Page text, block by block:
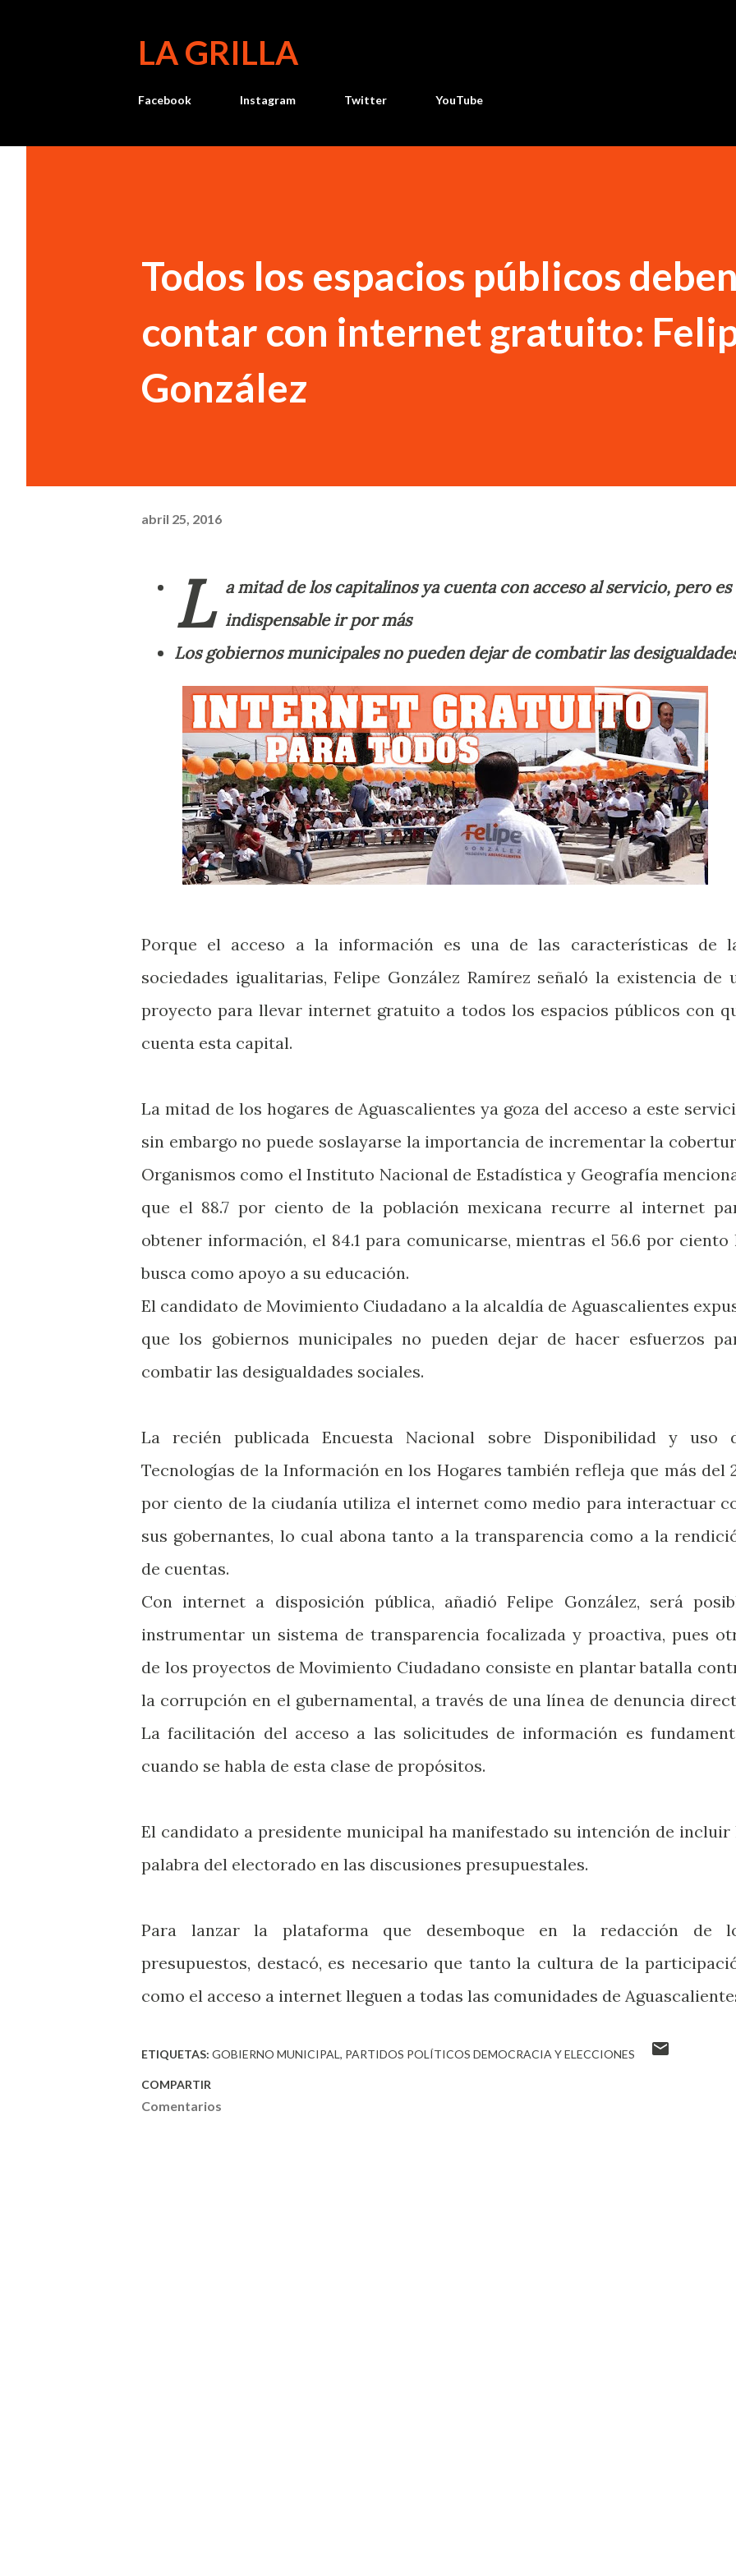
LA GRILLA
Facebook Instagram Twitter YouTube
Todos los espacios públicos deben
contar con internet gratuito:
González
abril 25, 2016
L
a mitad de los capitalinos ya cuenta con acceso al servicio, pero es
indispensable ir por más
Los gobiernos municipales no pueden dejar de combatir las
Porque el acceso a la información es una de las características de
sociedades igualitarias, Felipe González Ramírez señaló la existencia de
proyecto para llevar internet gratuito a todos los espacios públicos con
cuenta esta capital.
La mitad de los hogares de Aguascalientes ya goza del acceso a este
sin embargo no puede soslayarse la importancia de incrementar la
Organismos como el Instituto Nacional de Estadística y Geografía
que el 88.7 por ciento de la población mexicana recurre al internet
obtener información, el 84.1 para comunicarse, mientras el 56.6 por ciento
busca como apoyo a su educación.
El candidato de Movimiento Ciudadano a la alcaldía de Aguascalientes
que los gobiernos municipales no pueden dejar de hacer esfuerzos
combatir las desigualdades sociales.
La recién publicada Encuesta Nacional sobre Disponibilidad y uso
Tecnologías de la Información en los Hogares también refleja que más del
por ciento de la ciudanía utiliza el internet como medio para interactuar
sus gobernantes, lo cual abona tanto a la transparencia como a la
de cuentas.
Con internet a disposición pública, añadió Felipe González, será
instrumentar un sistema de transparencia focalizada y proactiva, pues
de los proyectos de Movimiento Ciudadano consiste en plantar batalla
la corrupción en el gubernamental, a través de una línea de denuncia
La facilitación del acceso a las solicitudes de información es
cuando se habla de esta clase de propósitos.
El candidato a presidente municipal ha manifestado su intención de incluir
palabra del electorado en las discusiones presupuestales.
Para lanzar la plataforma que desemboque en la redacción de
presupuestos, destacó, es necesario que tanto la cultura de la
como el acceso a internet lleguen a todas las comunidades de
ETIQUETAS: GOBIERNO MUNICIPAL PARTIDOS POLÍTICOS DEMOCRACIA Y ELECCIONES
COMPARTIR
Comentarios